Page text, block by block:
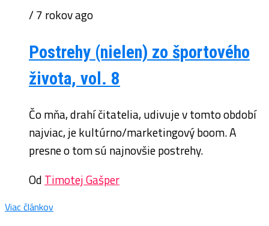
/ 7 rokov ago
Postrehy (nielen) zo športového
života, vol. 8
Čo mňa, drahí čitatelia, udivuje v tomto období
najviac, je kultúrno/marketingový boom. A
presne o tom sú najnovšie postrehy.
OdTimotej Gašper
Viac článkov